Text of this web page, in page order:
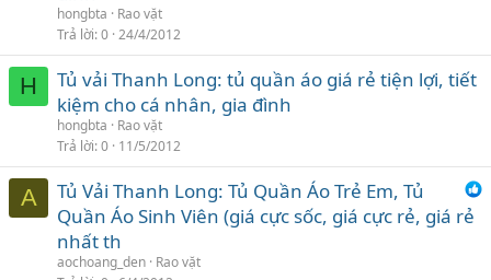
hongbta
Rao vặt
Trả lời 0 24/4/2012
H
Tủ vải Thanh Long: tủ quần áo giá rẻ tiện lợi, tiết
kiệm cho cá nhân, gia đình
hongbta
Rao vặt
Trả lời 0 11/5/2012
A
Tủ Vải Thanh Long: Tủ Quần Áo Trẻ Em, Tủ
Quần Áo Sinh Viên (giá cực sốc, giá cực rẻ, giá rẻ
nhất th
aochoang_den Rao vặt